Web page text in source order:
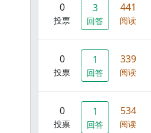
0
投票
3
回答
441
阅读
0
投票
1
回答
339
阅读
0
投票
1
回答
534
阅读